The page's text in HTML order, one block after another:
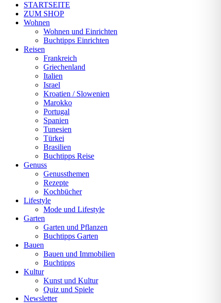
STARTSEITE
ZUM SHOP
Wohnen
Wohnen und Einrichten
Buchtipps Einrichten
Reisen
Frankreich
Griechenland
Italien
Israel
Kroatien / Slowenien
Marokko
Portugal
Spanien
Tunesien
Türkei
Brasilien
Buchtipps Reise
Genuss
Genussthemen
Rezepte
Kochbücher
Lifestyle
Mode und Lifestyle
Garten
Garten und Pflanzen
Buchtipps Garten
Bauen
Bauen und Immobilien
Buchtipps
Kultur
Kunst und Kultur
Quiz und Spiele
Newsletter